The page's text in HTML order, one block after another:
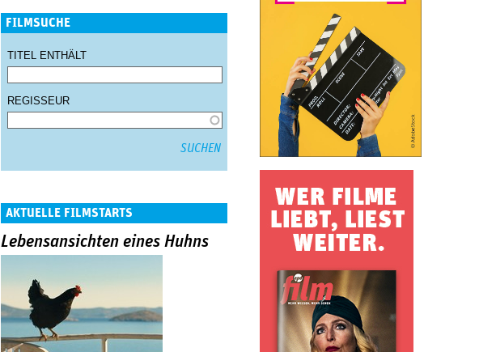
FILMSUCHE
TITEL ENTHÄLT
REGISSEUR
AKTUELLE FILMSTARTS
Lebensansichten eines Huhns